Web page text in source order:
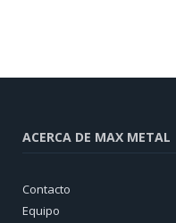
ACERCA DE MAX METAL
Contacto
Equipo